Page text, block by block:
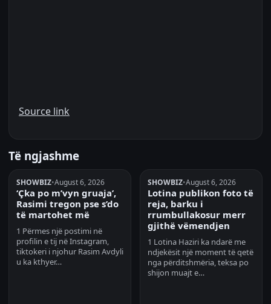
Source link
Të ngjashme
SHOWBIZ•August 6, 2026
‘Çka po m’vyn gruaja’,
Rasimi tregon pse s’do
të martohet më
1 Përmes një postimi në
profilin e tij në Instagram,
tiktokeri i njohur Rasim Avdyli
u ka kthyer…
SHOWBIZ•August 6, 2026
Lotina publikon foto të
reja, barku i
rrumbullakosur merr
gjithë vëmendjen
1 Lotina Haziri ka ndarë me
ndjekësit një moment të qetë
nga përditshmëria, teksa po
shijon muajt e…